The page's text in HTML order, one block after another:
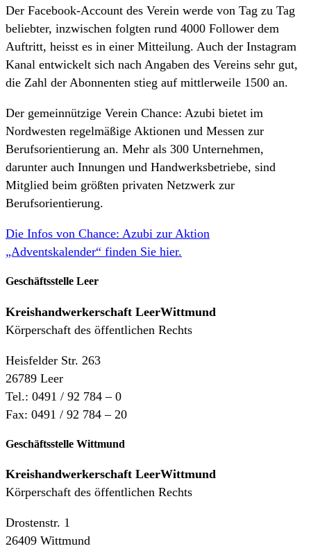
Der Facebook-Account des Verein werde von Tag zu Tag
beliebter, inzwischen folgten rund 4000 Follower dem
Auftritt, heisst es in einer Mitteilung. Auch der Instagram
Kanal entwickelt sich nach Angaben des Vereins sehr gut,
die Zahl der Abonnenten stieg auf mittlerweile 1500 an.
Der gemeinnützige Verein Chance: Azubi bietet im
Nordwesten regelmäßige Aktionen und Messen zur
Berufsorientierung an. Mehr als 300 Unternehmen,
darunter auch Innungen und Handwerksbetriebe, sind
Mitglied beim größten privaten Netzwerk zur
Berufsorientierung.
Die Infos von Chance: Azubi zur Aktion
„Adventskalender“ finden Sie hier.
Geschäftsstelle Leer
Kreishandwerkerschaft LeerWittmund
Körperschaft des öffentlichen Rechts
Heisfelder Str. 263
26789 Leer
Tel.: 0491 / 92 784 – 0
Fax: 0491 / 92 784 – 20
Geschäftsstelle Wittmund
Kreishandwerkerschaft LeerWittmund
Körperschaft des öffentlichen Rechts
Drostenstr. 1
26409 Wittmund